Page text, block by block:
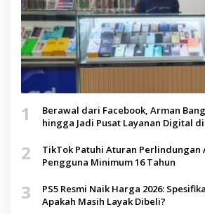
1
Berawal dari Facebook, Arman
hingga Jadi Pusat Layanan Digital
2
TikTok Patuhi Aturan Perlindungan
Pengguna Minimum 16 Tahun
3
PS5 Resmi Naik Harga 2026:
Apakah Masih Layak Dibeli?